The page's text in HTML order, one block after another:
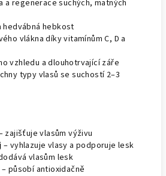
a regenerace suchých, matných
hedvábná hebkost
vlákna díky vitamínům C, D a
vzhledu a dlouhotrvající záře
typy vlasů se suchostí 2–3
zajišťuje vlasům výživu
– vyhlazuje vlasy a podporuje lesk
vlasům lesk
– působí antioxidačně